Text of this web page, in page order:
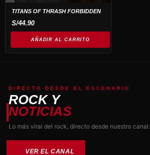
TITANS OF THRASH FORBIDDEN
S/44.90
AÑADIR AL CARRITO
DIRECTO DESDE EL ESCENARIO
ROCK Y
NOTICIAS
Lo más viral del rock, directo desde nuestro canal.
VER EL CANAL